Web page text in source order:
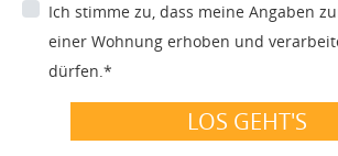
Ich stimme zu, dass meine Angaben
einer Wohnung erhoben und
dürfen.*
LOS GEHT'S